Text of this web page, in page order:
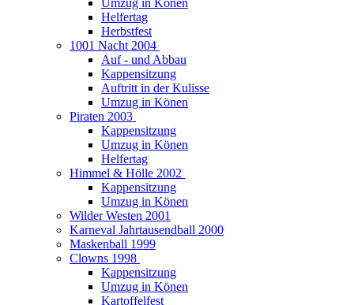
Umzug in Könen
Helfertag
Herbstfest
1001 Nacht 2004
Auf - und Abbau
Kappensitzung
Auftritt in der Kulisse
Umzug in Könen
Piraten 2003
Kappensitzung
Umzug in Könen
Helfertag
Himmel & Hölle 2002
Kappensitzung
Umzug in Könen
Wilder Westen 2001
Karneval Jahrtausendball 2000
Maskenball 1999
Clowns 1998
Kappensitzung
Umzug in Könen
Kartoffelfest